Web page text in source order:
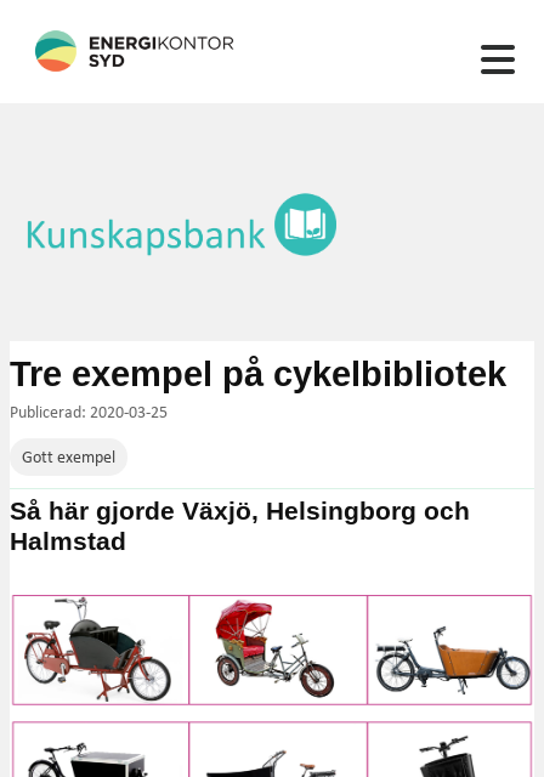
Tre exempel på cykelbibliotek
Publicerad: 2020-03-25
Gott exempel
Så här gjorde Växjö, Helsingborg och
Halmstad
132 artiklar hittades